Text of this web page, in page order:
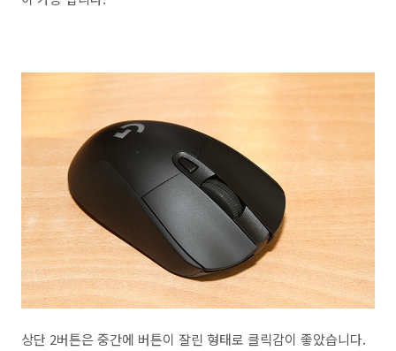
상단 2버튼은 중간에 버튼이 잘린 형태로 클릭감이 좋았습니다.